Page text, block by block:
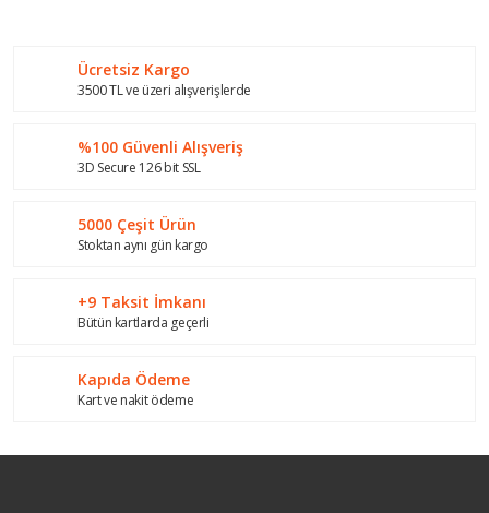
Ürün resmi kalitesiz, bozuk veya görüntülenemiyor.
Ürün bilgilerinde hatalar bulunuyor.
Bu ürüne benzer farklı alternatifler olmalı.
Ücretsiz Kargo
3500 TL ve üzeri alışverişlerde
%100 Güvenli Alışveriş
3D Secure 126 bit SSL
5000 Çeşit Ürün
Stoktan aynı gün kargo
+9 Taksit İmkanı
Bütün kartlarda geçerli
Kapıda Ödeme
Kart ve nakit ödeme